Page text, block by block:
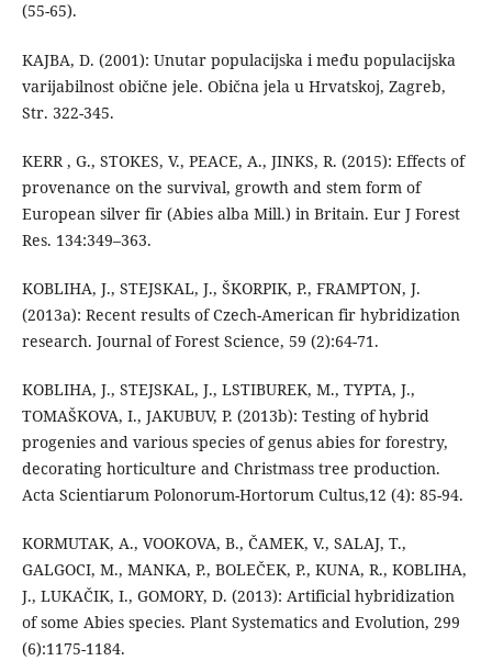
(55-65).
KAJBA, D. (2001): Unutar populacijska i među populacijska
varijabilnost obične jele. Obična jela u Hrvatskoj, Zagreb,
Str. 322-345.
KERR , G., STOKES, V., PEACE, A., JINKS, R. (2015): Effects of
provenance on the survival, growth and stem form of
European silver fir (Abies alba Mill.) in Britain. Eur J Forest
Res. 134:349–363.
KOBLIHA, J., STEJSKAL, J., ŠKORPIK, P., FRAMPTON, J.
(2013a): Recent results of Czech-American fir hybridization
research. Journal of Forest Science, 59 (2):64-71.
KOBLIHA, J., STEJSKAL, J., LSTIBUREK, M., TYPTA, J.,
TOMAŠKOVA, I., JAKUBUV, P. (2013b): Testing of hybrid
progenies and various species of genus abies for forestry,
decorating horticulture and Christmass tree production.
Acta Scientiarum Polonorum-Hortorum Cultus,12 (4): 85-94.
KORMUTAK, A., VOOKOVA, B., ČAMEK, V., SALAJ, T.,
GALGOCI, M., MANKA, P., BOLEČEK, P., KUNA, R., KOBLIHA,
J., LUKAČIK, I., GOMORY, D. (2013): Artificial hybridization
of some Abies species. Plant Systematics and Evolution, 299
(6):1175-1184.